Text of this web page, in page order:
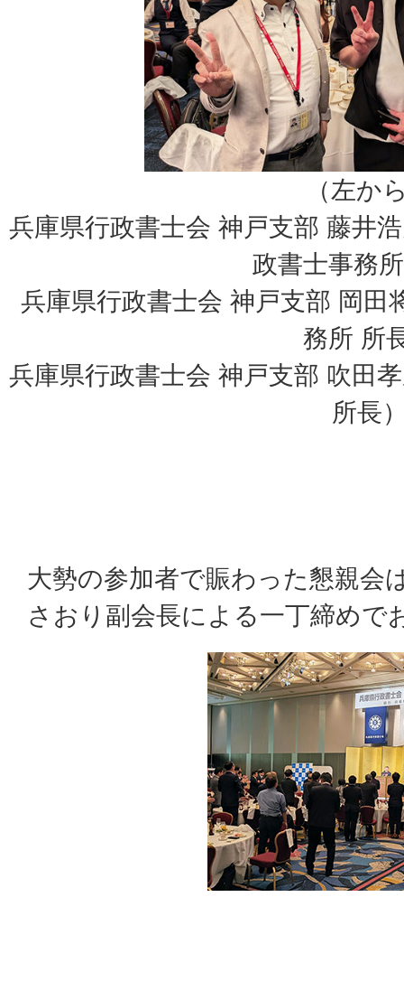
（左か
兵庫県行政書士会 神戸支部 藤井
政書士事務
兵庫県行政書士会 神戸支部 岡田
務所 所
兵庫県行政書士会 神戸支部 吹田
所長
大勢の参加者で賑わった懇親会
さおり副会長による一丁締めで